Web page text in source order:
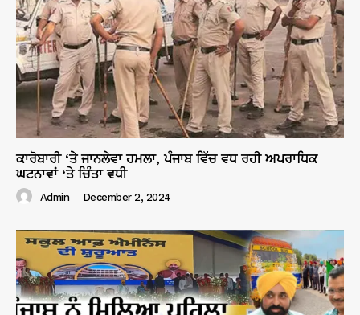
ਕਾਰੋਬਾਰੀ ‘ਤੇ ਜਾਨਲੇਵਾ ਹਮਲਾ, ਪੰਜਾਬ ਵਿੱਚ ਵਧ ਰਹੀ ਅਪਰਾਧਿਕ
ਘਟਨਾਵਾਂ ‘ਤੇ ਚਿੰਤਾ ਵਧੀ
Admin - December 2, 2024